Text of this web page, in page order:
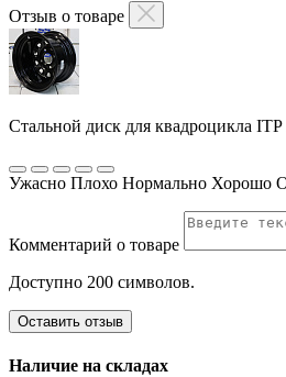
Отзыв о товаре
Стальной диск для квадроцикла ITP
Ужасно Плохо Нормально Хорошо
Комментарий о товаре
Доступно 200 символов.
Оставить отзыв
Наличие на складах